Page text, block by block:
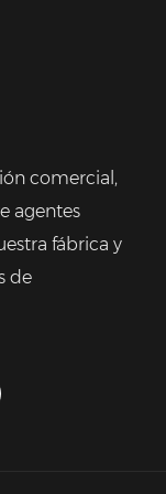
comercial,
agentes
fábrica y
de